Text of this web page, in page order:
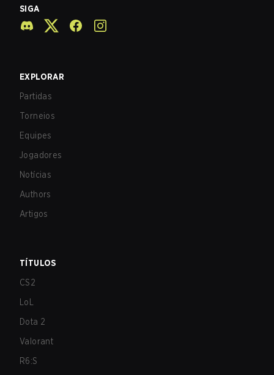
SIGA
EXPLORAR
Partidas
Torneios
Equipes
Jogadores
Notícias
Authors
Artigos
TÍTULOS
CS2
LoL
Dota 2
Valorant
R6:S